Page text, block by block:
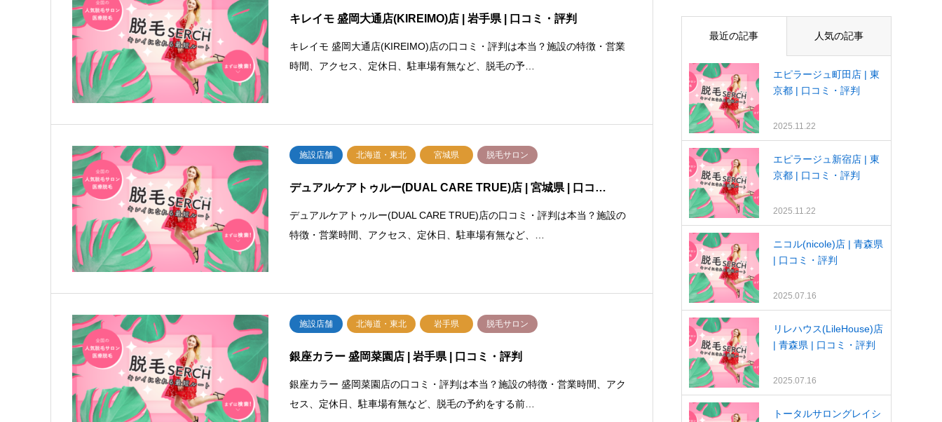
キレイモ 盛岡大通店(KIREIMO)店 | 岩手県 | 口コミ・評判
キレイモ 盛岡大通店(KIREIMO)店の口コミ・評判は本当？施設の特徴・営業
時間、アクセス、定休日、駐車場有無など、脱毛の予…
施設店舗 北海道・東北 宮城県 脱毛サロン
デュアルケアトゥルー(DUAL CARE TRUE)店 | 宮城県 | 口コ…
デュアルケアトゥルー(DUAL CARE TRUE)店の口コミ・評判は本当？施設の
特徴・営業時間、アクセス、定休日、駐車場有無など、…
施設店舗 北海道・東北 岩手県 脱毛サロン
銀座カラー 盛岡菜園店 | 岩手県 | 口コミ・評判
銀座カラー 盛岡菜園店の口コミ・評判は本当？施設の特徴・営業時間、アク
セス、定休日、駐車場有無など、脱毛の予約をする前…
最近の記事 人気の記事
エピラージュ町田店 | 東
京都 | 口コミ・評判
2025.11.22
エピラージュ新宿店 | 東
京都 | 口コミ・評判
2025.11.22
ニコル(nicole)店 | 青森県
| 口コミ・評判
2025.07.16
リレハウス(LileHouse)店
| 青森県 | 口コミ・評判
2025.07.16
トータルサロングレイシ